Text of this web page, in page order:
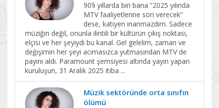
90’lı yıllarda biri bana “2025 yılında
MTV faaliyetlerine son verecek”
dese, katiyen inanmazdım. Sadece
müziğin değil, onunla ilintili bir kültürün çıkış noktası,
elçisi ve her şeyiydi bu kanal. Gel gelelim, zaman ve
değişimin her şeyi acımasızca yutmasından MTV de
payını aldı. Paramount şemsiyesi altında yayın yapan
kuruluşun, 31 Aralık 2025 itiba ...
Müzik sektöründe orta sınıfın
ölümü